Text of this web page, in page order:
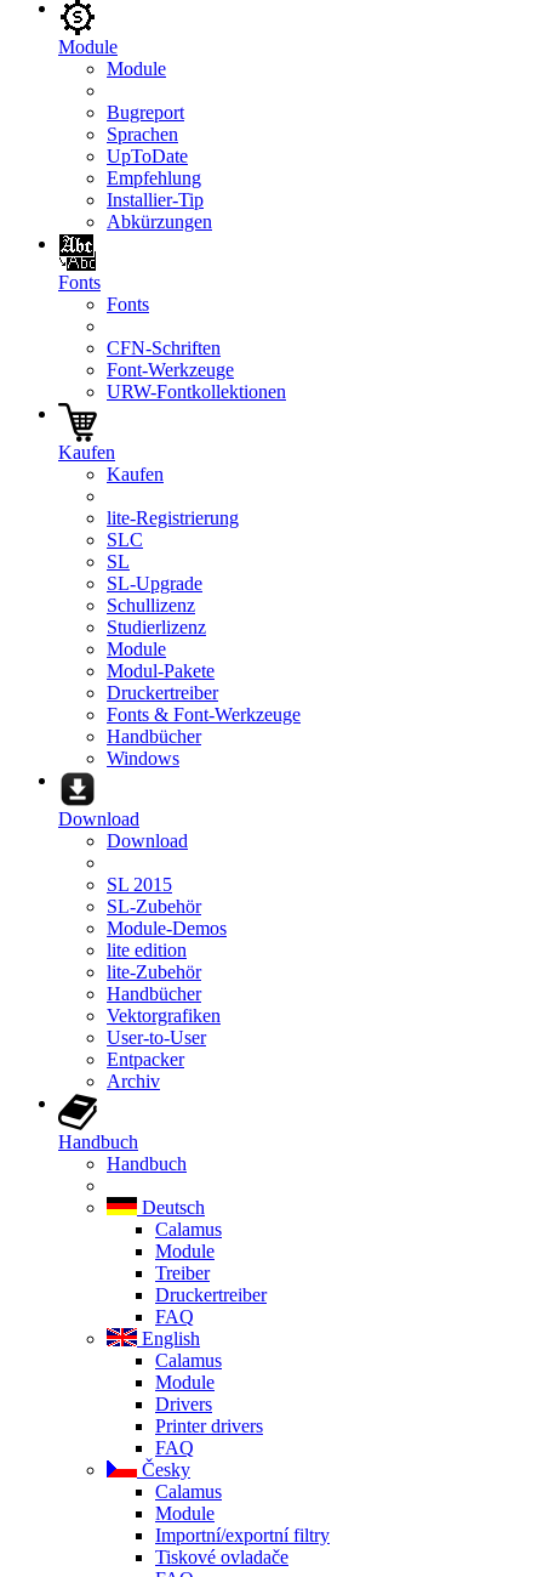
Module
Module
Bugreport
Sprachen
UpToDate
Empfehlung
Installier-Tip
Abkürzungen
Fonts
Fonts
CFN-Schriften
Font-Werkzeuge
URW-Fontkollektionen
Kaufen
Kaufen
lite-Registrierung
SLC
SL
SL-Upgrade
Schullizenz
Studierlizenz
Module
Modul-Pakete
Druckertreiber
Fonts & Font-Werkzeuge
Handbücher
Windows
Download
Download
SL 2015
SL-Zubehör
Module-Demos
lite edition
lite-Zubehör
Handbücher
Vektorgrafiken
User-to-User
Entpacker
Archiv
Handbuch
Handbuch
Deutsch
Calamus
Module
Treiber
Druckertreiber
FAQ
English
Calamus
Module
Drivers
Printer drivers
FAQ
Česky
Calamus
Module
Importní/exportní filtry
Tiskové ovladače